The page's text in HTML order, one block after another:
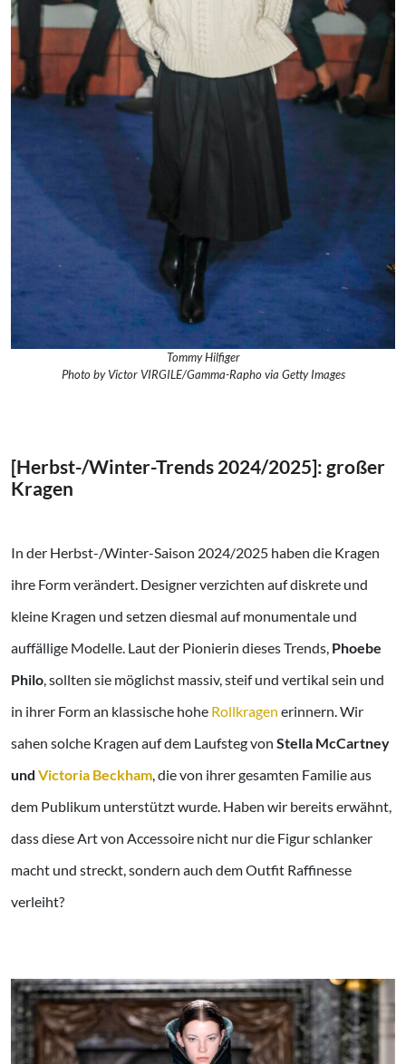
Tommy Hilfiger
Photo by Victor VIRGILE/Gamma-Rapho via Getty Images
[Herbst-/Winter-Trends 2024/2025]: großer
Kragen
In der Herbst-/Winter-Saison 2024/2025 haben die Kragen
ihre Form verändert. Designer verzichten auf diskrete und
kleine Kragen und setzen diesmal auf monumentale und
auffällige Modelle. Laut der Pionierin dieses Trends, Phoebe
Philo, sollten sie möglichst massiv, steif und vertikal sein und
in ihrer Form an klassische hohe Rollkragen erinnern. Wir
sahen solche Kragen auf dem Laufsteg von Stella McCartney
und Victoria Beckham, die von ihrer gesamten Familie aus
dem Publikum unterstützt wurde. Haben wir bereits erwähnt,
dass diese Art von Accessoire nicht nur die Figur schlanker
macht und streckt, sondern auch dem Outfit Raffinesse
verleiht?